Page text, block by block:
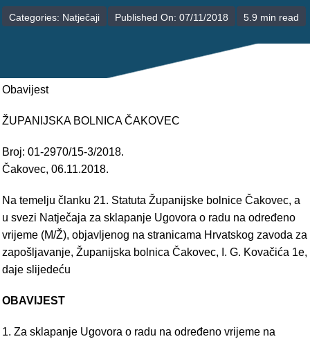
POLIKLINIKE
JEDINICE NEZDRAVSTVENIH DJELATNOSTI
Categories: Natječaji Published On: 07/11/2018 5.9 min read
Obavijest
ŽUPANIJSKA BOLNICA ČAKOVEC
Broj: 01-2970/15-3/2018.
Čakovec, 06.11.2018.
Na temelju članku 21. Statuta Županijske bolnice Čakovec, a
u svezi Natječaja za sklapanje Ugovora o radu na određeno
vrijeme (M/Ž), objavljenog na stranicama Hrvatskog zavoda za
zapošljavanje, Županijska bolnica Čakovec, I. G. Kovačića 1e,
daje slijedeću
OBAVIJEST
1. Za sklapanje Ugovora o radu na određeno vrijeme na